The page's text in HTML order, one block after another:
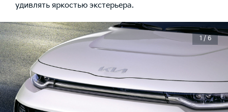
удивлять яркостью экстерьера.
1 / 6